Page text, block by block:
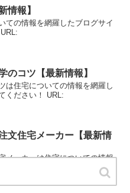
情報】
ての情報を網羅したブログサイ
URL:
のコツ【最新情報】
は住宅についての情報を網羅し
ください！ URL:
文住宅メーカー【最新情
メーカーは住宅についての情報
考にしてください！ URL: